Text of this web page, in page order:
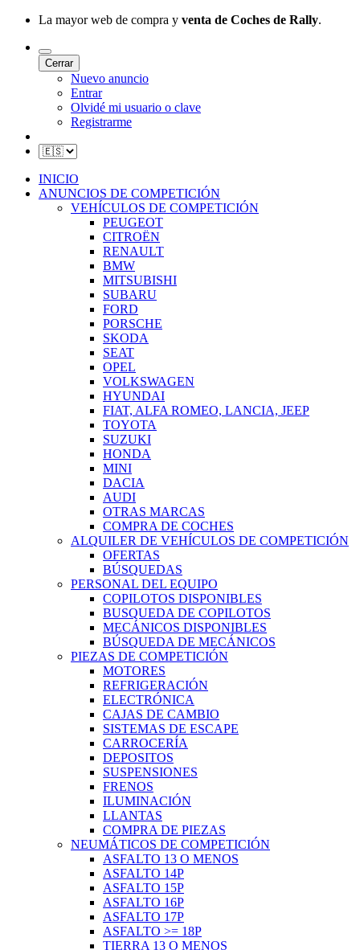
La mayor web de compra y venta de Coches de Rally.
Cerrar
Nuevo anuncio
Entrar
Olvidé mi usuario o clave
Registrarme
INICIO
ANUNCIOS DE COMPETICIÓN
VEHÍCULOS DE COMPETICIÓN
PEUGEOT
CITROËN
RENAULT
BMW
MITSUBISHI
SUBARU
FORD
PORSCHE
SKODA
SEAT
OPEL
VOLKSWAGEN
HYUNDAI
FIAT, ALFA ROMEO, LANCIA, JEEP
TOYOTA
SUZUKI
HONDA
MINI
DACIA
AUDI
OTRAS MARCAS
COMPRA DE COCHES
ALQUILER DE VEHÍCULOS DE COMPETICIÓN
OFERTAS
BÚSQUEDAS
PERSONAL DEL EQUIPO
COPILOTOS DISPONIBLES
BUSQUEDA DE COPILOTOS
MECÁNICOS DISPONIBLES
BÚSQUEDA DE MECÁNICOS
PIEZAS DE COMPETICIÓN
MOTORES
REFRIGERACIÓN
ELECTRÓNICA
CAJAS DE CAMBIO
SISTEMAS DE ESCAPE
CARROCERÍA
DEPOSITOS
SUSPENSIONES
FRENOS
ILUMINACIÓN
LLANTAS
COMPRA DE PIEZAS
NEUMÁTICOS DE COMPETICIÓN
ASFALTO 13 O MENOS
ASFALTO 14P
ASFALTO 15P
ASFALTO 16P
ASFALTO 17P
ASFALTO >= 18P
TIERRA 13 O MENOS